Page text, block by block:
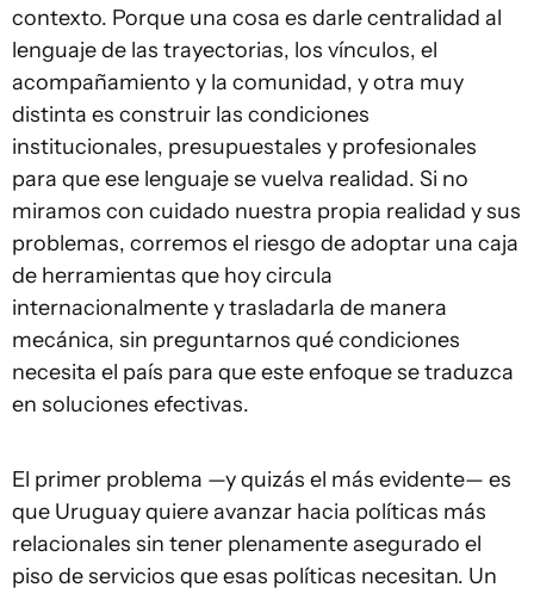
contexto. Porque una cosa es darle centralidad al
lenguaje de las trayectorias, los vínculos, el
acompañamiento y la comunidad, y otra muy
distinta es construir las condiciones
institucionales, presupuestales y profesionales
para que ese lenguaje se vuelva realidad. Si no
miramos con cuidado nuestra propia realidad y sus
problemas, corremos el riesgo de adoptar una caja
de herramientas que hoy circula
internacionalmente y trasladarla de manera
mecánica, sin preguntarnos qué condiciones
necesita el país para que este enfoque se traduzca
en soluciones efectivas.
El primer problema —y quizás el más evidente— es
que Uruguay quiere avanzar hacia políticas más
relacionales sin tener plenamente asegurado el
piso de servicios que esas políticas necesitan. Un